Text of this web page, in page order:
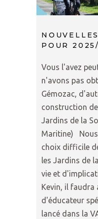
POUR
Vous l'avez
n'avons pas
Gémozac,
construction
Jardins de la
Maritine)
choix difficile
les Jardins de
vie et
Kevin, il
d'éducateur
lancé dans la